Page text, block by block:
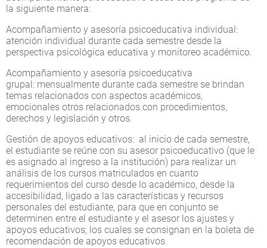
la siguiente manera:
Acompañamiento y asesoría psicoeducativa individual:
atención individual durante cada semestre desde la
perspectiva psicológica educativa y monitoreo académico.
Acompañamiento y asesoría psicoeducativa
grupal: mensualmente durante cada semestre se brindan
temas relacionados con aspectos académicos,
emocionales otros relacionados con procedimientos,
derechos y legislación y otros.
Gestión de apoyos educativos: al inicio de cada semestre,
el estudiante se reúne con su asesor psicoeducativo (que le
es asignado al ingreso a la institución) para realizar un
análisis de los cursos matriculados en cuanto
requerimientos del curso desde lo académico, desde la
accesibilidad, ligado a las características y recursos
personales del estudiante, para que en conjunto se
determinen entre el estudiante y el asesor los ajustes y
apoyos educativos; los cuales se consignan en la boleta de
recomendación de apoyos educativos.